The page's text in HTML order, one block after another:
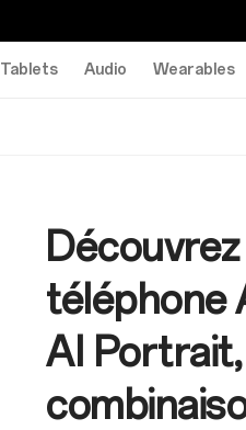
Tablets Audio Wearables
téléphone
AI